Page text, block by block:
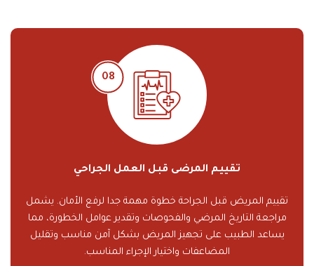
تقييم المرضى قبل العمل الجراحي
تقييم المريض قبل الجراحة خطوة مهمة جدا لرفع الأمان. يشمل
مراجعة التاريخ المرضي والفحوصات وتقدير عوامل الخطورة، مما
يساعد الطبيب على تجهيز المريض بشكل آمن مناسب وتقليل
المضاعفات واختيار الإجراء المناسب.